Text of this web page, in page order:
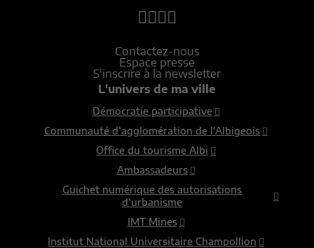
Contactez-nous
Espace presse
S'inscrire à la newsletter
L'univers de ma ville
Démocratie participative
Communauté d’agglomération de l'Albigeois
Office du tourisme Albi
Ambassadeurs
Guichet numérique des autorisations
d’urbanisme
IMT Mines
Institut National Universitaire Champollion